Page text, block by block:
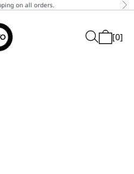
on all orders.
Search
Cart[0]